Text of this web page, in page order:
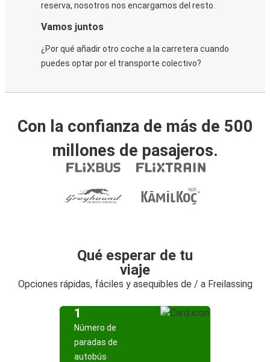
reserva, nosotros nos encargamos del resto.
Vamos juntos
¿Por qué añadir otro coche a la carretera cuando
puedes optar por el transporte colectivo?
Con la confianza de más de 500
millones de pasajeros.
Qué esperar de tu
viaje
Opciones rápidas, fáciles y asequibles de / a Freilassing
1
Número de
paradas de
autobús